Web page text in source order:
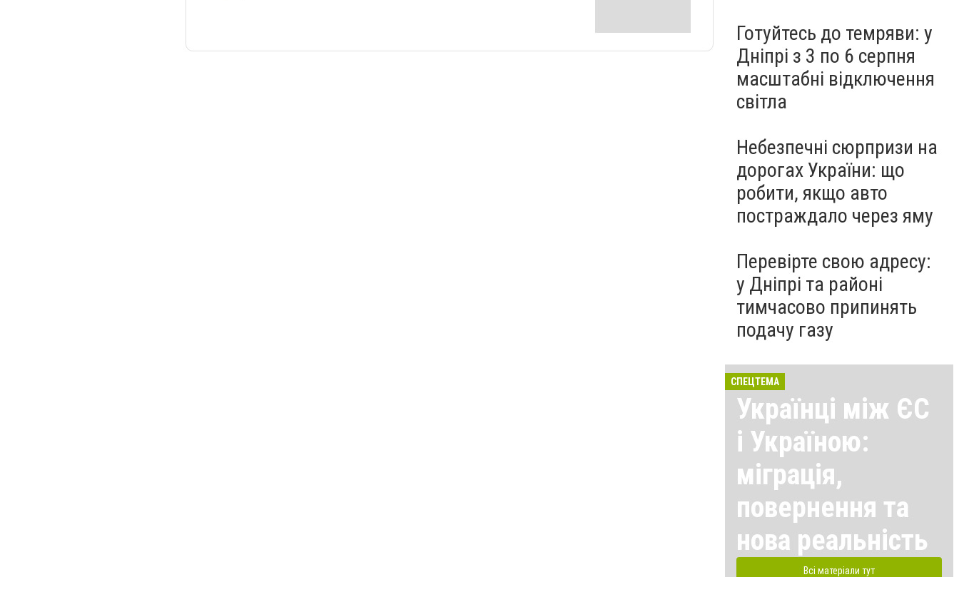
Готуйтесь до темряви: у
Дніпрі з 3 по 6 серпня
масштабні відключення
світла
Небезпечні сюрпризи на
дорогах України: що
робити, якщо авто
постраждало через яму
Перевірте свою адресу:
у Дніпрі та районі
тимчасово припинять
подачу газу
СПЕЦТЕМА
Українці між ЄС
і Україною:
міграція,
повернення та
нова реальність
Всі матеріали тут